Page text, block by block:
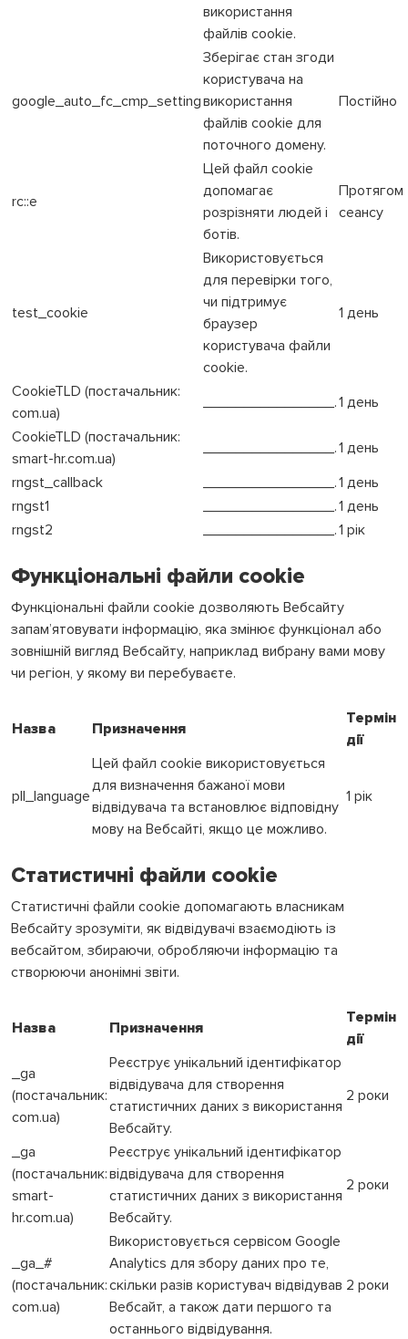
використання
файлів cookie.
google_auto_fc_cmp_setting
Зберігає стан згоди
користувача на
використання
файлів cookie для
поточного домену.
Постійно
rc::e
Цей файл cookie
допомагає
розрізняти людей і
ботів.
Протягом
сеансу
test_cookie
Використовується
для перевірки того,
чи підтримує
браузер
користувача файли
cookie.
1 день
CookieTLD (постачальник:
com.ua)
________________.1 день
CookieTLD (постачальник:
smart-hr.com.ua)
________________.1 день
rngst_callback
________________.1 день
rngst1
________________.1 день
rngst2
________________.1 рік
Функціональні файли cookie
Функціональні файли cookie дозволяють Вебсайту
запам’ятовувати інформацію, яка змінює функціонал або
зовнішній вигляд Вебсайту, наприклад вибрану вами мову
чи регіон, у якому ви перебуваєте.
Назва Призначення
Термін
дії
pll_language
Цей файл cookie використовується
для визначення бажаної мови
відвідувача та встановлює відповідну
мову на Вебсайті, якщо це можливо.
1 рік
Статистичні файли cookie
Статистичні файли cookie допомагають власникам
Вебсайту зрозуміти, як відвідувачі взаємодіють із
вебсайтом, збираючи, обробляючи інформацію та
створюючи анонімні звіти.
Назва Призначення
Термін
дії
_ga
(постачальник:
com.ua)
Реєструє унікальний ідентифікатор
відвідувача для створення
статистичних даних з використання
Вебсайту.
2 роки
_ga
(постачальник:
smart-
hr.com.ua)
Реєструє унікальний ідентифікатор
відвідувача для створення
статистичних даних з використання
Вебсайту.
2 роки
_ga_#
(постачальник:
com.ua)
Використовується сервісом Google
Analytics для збору даних про те,
скільки разів користувач відвідував
Вебсайт, а також дати першого та
останнього відвідування.
2 роки